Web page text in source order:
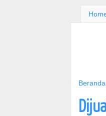
Beranda